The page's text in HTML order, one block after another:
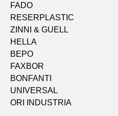
FADO
RESERPLASTIC
ZINNI & GUELL
HELLA
BEPO
FAXBOR
BONFANTI
UNIVERSAL
ORI INDUSTRIA